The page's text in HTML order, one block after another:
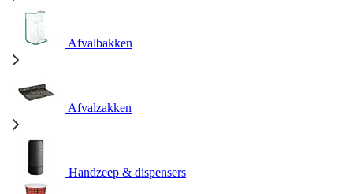
Afvalbakken
Afvalzakken
Handzeep & dispensers